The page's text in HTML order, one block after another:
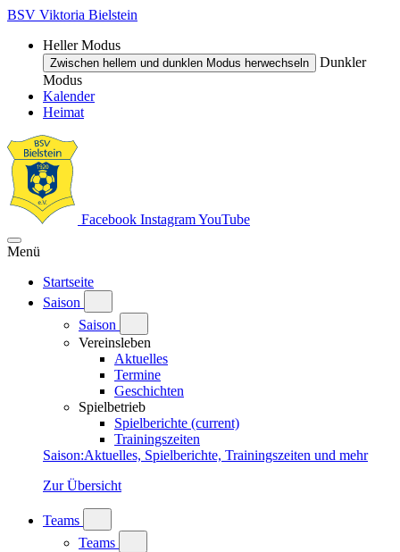
BSV Viktoria Bielstein
Heller Modus
Zwischen hellem und dunklen Modus herwechseln
Dunkler
Modus
Kalender
Heimat
Facebook InstagramYouTube
Menü
Startseite
Saison
Saison
Vereinsleben
Aktuelles
Termine
Geschichten
Spielbetrieb
Spielberichte (current)
Trainingszeiten
Saison:Aktuelles, Spielberichte, Trainingszeiten und mehr
Zur Übersicht
Teams
Teams